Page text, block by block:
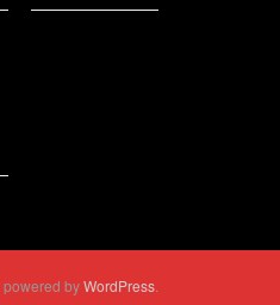
powered byWordPress